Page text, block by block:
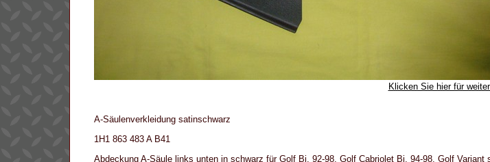
Klicken Sie hier für
A-Säulenverkleidung satinschwarz
1H1 863 483 A B41
Abdeckung A-Säule links unten in schwarz für Golf Bj. 92-98, Golf Cabriolet Bj. 94-98, Golf